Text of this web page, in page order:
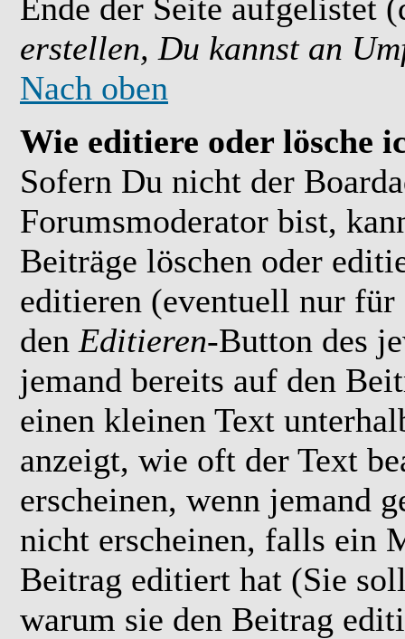
Ende der Seite aufgelistet
erstellen, Du kannst an
Nach oben
Wie editiere oder lösche
Sofern Du nicht der
Forumsmoderator bist,
Beiträge löschen oder
editieren (eventuell nur
den Editieren-Button des
jemand bereits auf den
einen kleinen Text
anzeigt, wie oft der Text
erscheinen, wenn jemand
nicht erscheinen, falls ein
Beitrag editiert hat (Sie
warum sie den Beitrag